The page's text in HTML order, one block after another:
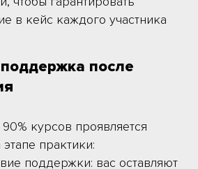
в кейс каждого участника
после
курсов проявляется
практики:
поддержки: вас оставляют